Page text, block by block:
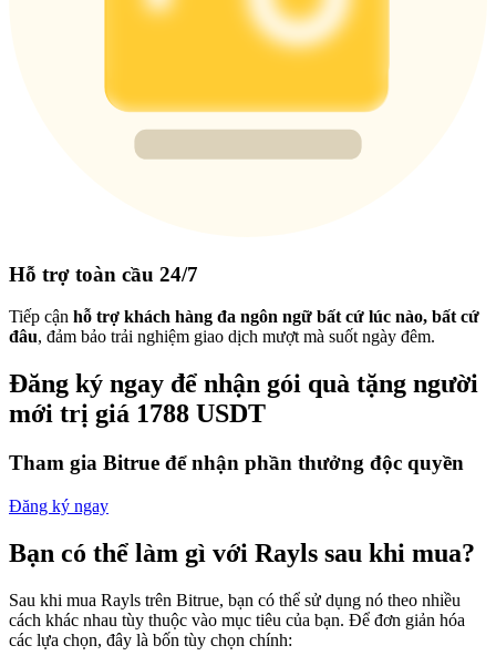
Hỗ trợ toàn cầu 24/7
Tiếp cận hỗ trợ khách hàng đa ngôn ngữ bất cứ lúc nào, bất cứ
đâu, đảm bảo trải nghiệm giao dịch mượt mà suốt ngày đêm.
Đăng ký ngay để nhận gói quà tặng người
mới trị giá 1788 USDT
Tham gia Bitrue để nhận phần thưởng độc quyền
Đăng ký ngay
Bạn có thể làm gì với Rayls sau khi mua?
Sau khi mua Rayls trên Bitrue, bạn có thể sử dụng nó theo nhiều
cách khác nhau tùy thuộc vào mục tiêu của bạn. Để đơn giản hóa
các lựa chọn, đây là bốn tùy chọn chính: